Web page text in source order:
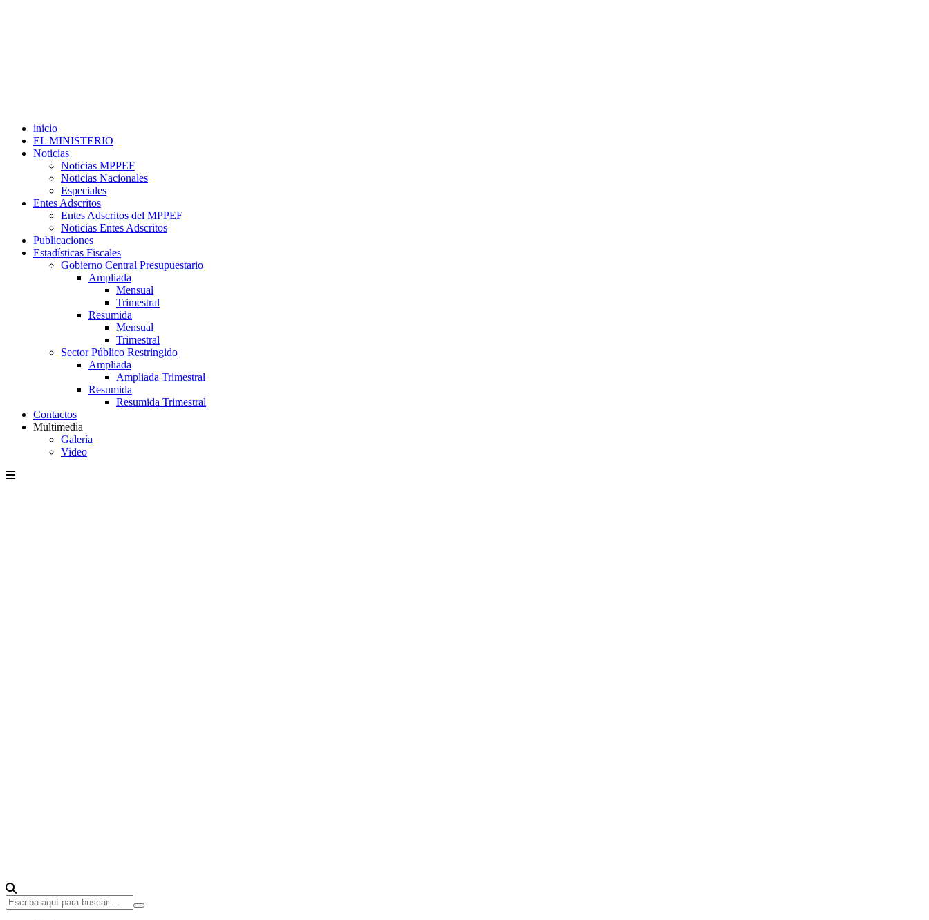
inicio
EL MINISTERIO
Noticias
Noticias MPPEF
Noticias Nacionales
Especiales
Entes Adscritos
Entes Adscritos del MPPEF
Noticias Entes Adscritos
Publicaciones
Estadísticas Fiscales
Gobierno Central Presupuestario
Ampliada
Mensual
Trimestral
Resumida
Mensual
Trimestral
Sector Público Restringido
Ampliada
Ampliada Trimestral
Resumida
Resumida Trimestral
Contactos
Multimedia
Galería
Video